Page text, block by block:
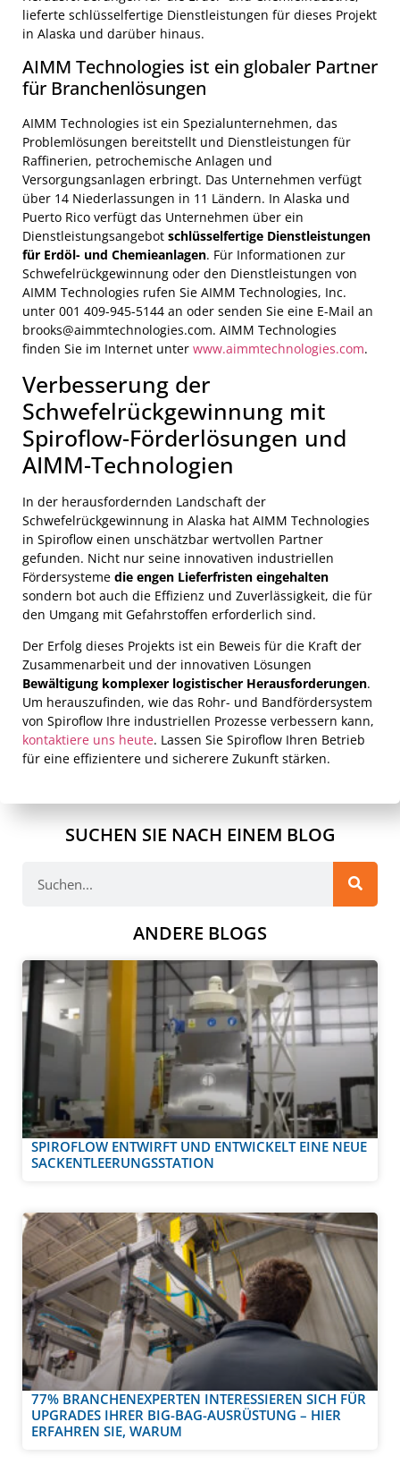
lieferte schlüsselfertige Dienstleistungen für dieses Projekt
in Alaska und darüber hinaus.
AIMM Technologies ist ein globaler Partner
für Branchenlösungen
AIMM Technologies ist ein Spezialunternehmen, das
Problemlösungen bereitstellt und Dienstleistungen für
Raffinerien, petrochemische Anlagen und
Versorgungsanlagen erbringt. Das Unternehmen verfügt
über 14 Niederlassungen in 11 Ländern. In Alaska und
Puerto Rico verfügt das Unternehmen über ein
Dienstleistungsangebot schlüsselfertige Dienstleistungen
für Erdöl- und Chemieanlagen. Für Informationen zur
Schwefelrückgewinnung oder den Dienstleistungen von
AIMM Technologies rufen Sie AIMM Technologies, Inc.
unter 001 409-945-5144 an oder senden Sie eine E-Mail an
brooks@aimmtechnologies.com. AIMM Technologies
finden Sie im Internet unter www.aimmtechnologies.com.
Verbesserung der
Schwefelrückgewinnung mit
Spiroflow-Förderlösungen und
AIMM-Technologien
In der herausfordernden Landschaft der
Schwefelrückgewinnung in Alaska hat AIMM Technologies
in Spiroflow einen unschätzbar wertvollen Partner
gefunden. Nicht nur seine innovativen industriellen
Fördersysteme die engen Lieferfristen eingehalten
sondern bot auch die Effizienz und Zuverlässigkeit, die für
den Umgang mit Gefahrstoffen erforderlich sind.
Der Erfolg dieses Projekts ist ein Beweis für die Kraft der
Zusammenarbeit und der innovativen Lösungen
Bewältigung komplexer logistischer Herausforderungen.
Um herauszufinden, wie das Rohr- und Bandfördersystem
von Spiroflow Ihre industriellen Prozesse verbessern kann,
kontaktiere uns heute. Lassen Sie Spiroflow Ihren Betrieb
für eine effizientere und sicherere Zukunft stärken.
SUCHEN SIE NACH EINEM BLOG
ANDERE BLOGS
SPIROFLOW ENTWIRFT UND ENTWICKELT EINE NEUE
SACKENTLEERUNGSSTATION
77% BRANCHENEXPERTEN INTERESSIEREN SICH FÜR
UPGRADES IHRER BIG-BAG-AUSRÜSTUNG – HIER
ERFAHREN SIE, WARUM